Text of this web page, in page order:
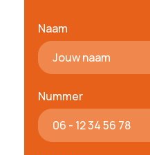
Naam
Nummer